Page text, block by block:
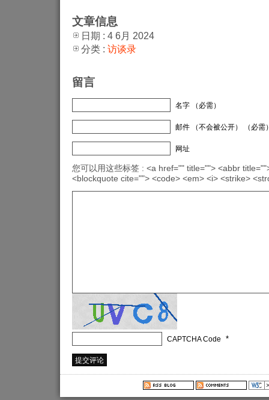
文章信息
日期 : 4 6月 2024
分类 : 访谈录
留言
名字 （必需）
邮件 （不会被公开） （必需
网址
您可以用这些标签 : <a href="" title=""> <abbr
<blockquote cite=""> <code> <em> <i> <strike>
CAPTCHA Code *